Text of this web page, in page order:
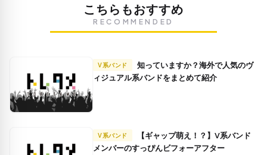
こちらもおすすめ
RECOMMENDED
V系バンド
ィジュアル系バンドをまとめて紹介
V系バンド
メンバーのすっぴんビフォーアフター